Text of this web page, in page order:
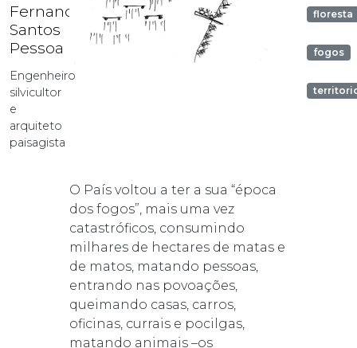
Fernando
Santos
Pessoa
Engenheiro
silvicultor
e
arquiteto
paisagista
floresta
fogos
O País voltou a ter a sua “época
dos fogos”, mais uma vez
catastróficos, consumindo
milhares de hectares de matas e
de matos, matando pessoas,
entrando nas povoações,
queimando casas, carros,
oficinas, currais e pocilgas,
matando animais –os